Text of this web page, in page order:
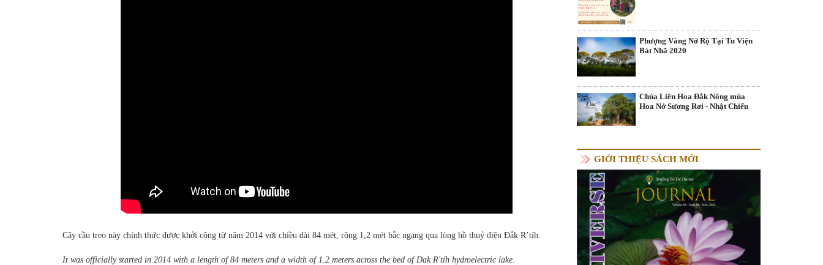
Cây cầu treo này chính thức được khởi công từ năm 2014 với chiều dài 84 mét, rộng 1,2 mét bắc ngang qua lòng hồ thuỷ điện Đắk R’tíh.
It was officially started in 2014 with a length of 84 meters and a width of 1.2 meters across the bed of Dak R'tíh hydroelectric lake.
Phượng Vàng Nở Rộ Tại Tu Viện
Bát Nhã 2020
Chùa Liên Hoa Đắk Nông mùa
Hoa Nở Sương Rơi - Nhật Chiếu
GIỚI THIỆU SÁCH MỚI